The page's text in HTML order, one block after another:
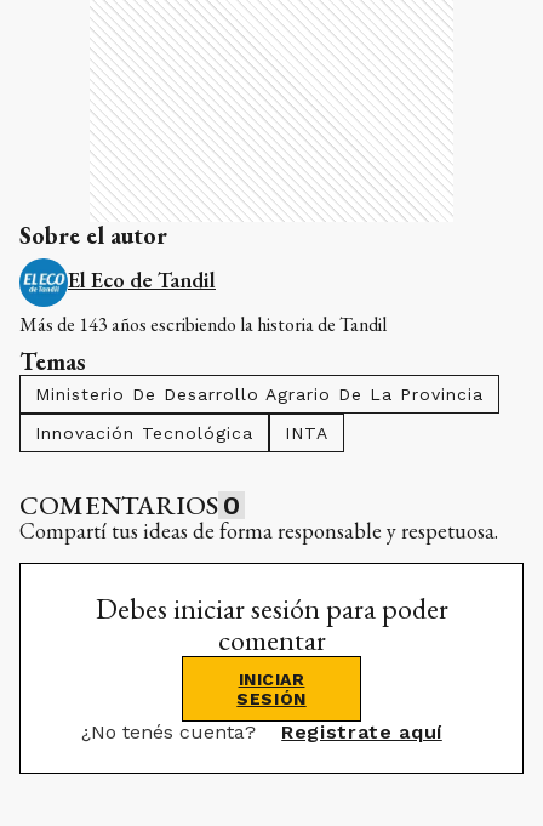
Sobre el autor
El Eco de Tandil
Más de 143 años escribiendo la historia de Tandil
Temas
Ministerio De Desarrollo Agrario De La Provincia
Innovación Tecnológica
INTA
COMENTARIOS 0
Compartí tus ideas de forma responsable y respetuosa.
Debes iniciar sesión para poder
comentar
INICIAR
SESIÓN
¿No tenés cuenta? Registrate aquí